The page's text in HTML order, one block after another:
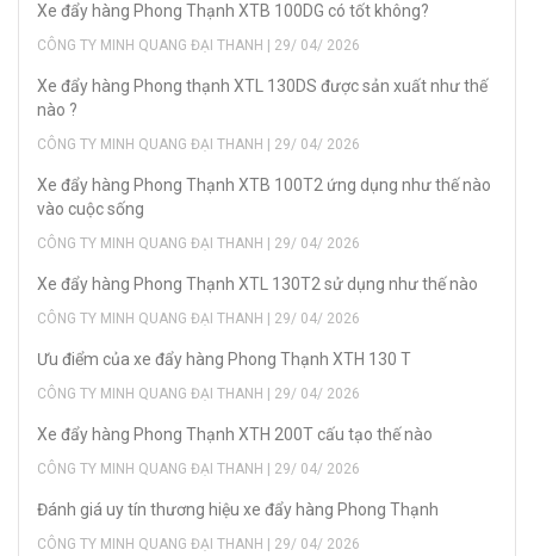
Xe đẩy hàng Phong Thạnh XTB 100DG có tốt không?
CÔNG TY MINH QUANG ĐẠI THANH | 29/ 04/ 2026
Xe đẩy hàng Phong thạnh XTL 130DS được sản xuất như thế
nào ?
CÔNG TY MINH QUANG ĐẠI THANH | 29/ 04/ 2026
Xe đẩy hàng Phong Thạnh XTB 100T2 ứng dụng như thế nào
vào cuộc sống
CÔNG TY MINH QUANG ĐẠI THANH | 29/ 04/ 2026
Xe đẩy hàng Phong Thạnh XTL 130T2 sử dụng như thế nào
CÔNG TY MINH QUANG ĐẠI THANH | 29/ 04/ 2026
Ưu điểm của xe đẩy hàng Phong Thạnh XTH 130 T
CÔNG TY MINH QUANG ĐẠI THANH | 29/ 04/ 2026
Xe đẩy hàng Phong Thạnh XTH 200T cấu tạo thế nào
CÔNG TY MINH QUANG ĐẠI THANH | 29/ 04/ 2026
Đánh giá uy tín thương hiệu xe đẩy hàng Phong Thạnh
CÔNG TY MINH QUANG ĐẠI THANH | 29/ 04/ 2026